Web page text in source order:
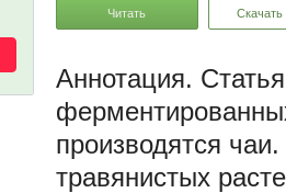
Читать Скачать
производятся
травянистых